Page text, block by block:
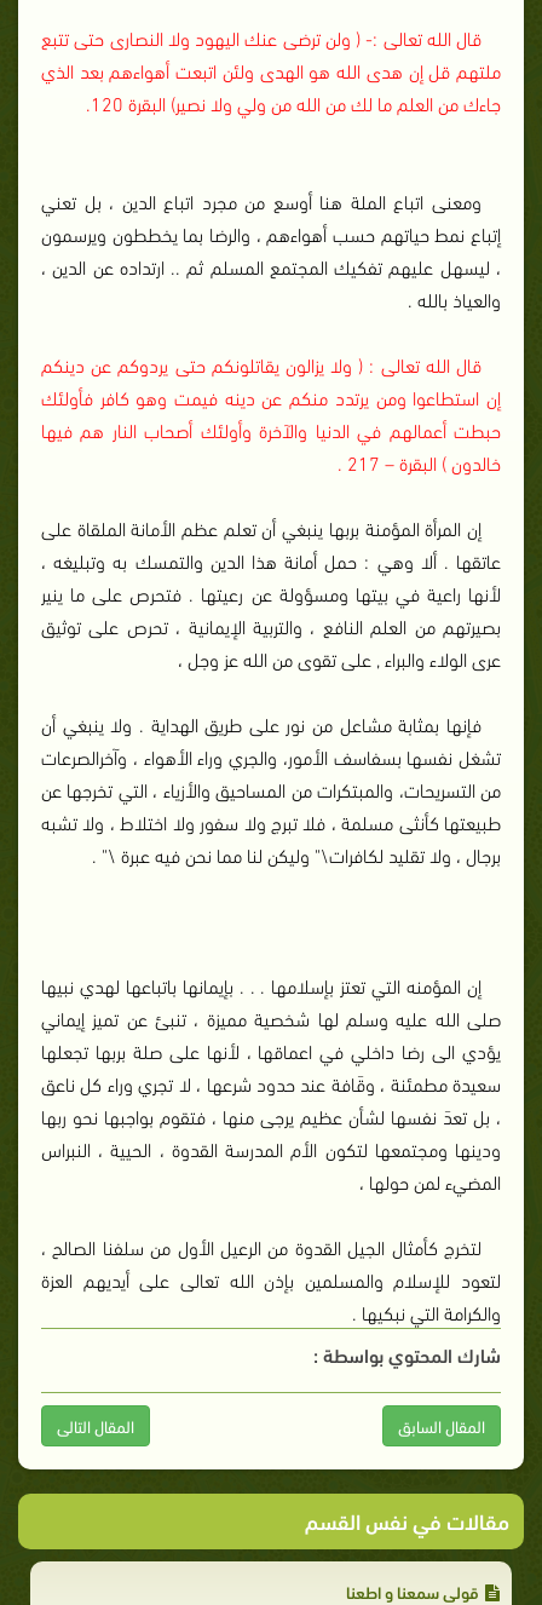
قال الله تعالى :- ( ولن ترضى عنك اليهود ولا النصارى حتى تتبع
ملتهم قل إن هدى الله هو الهدى ولئن اتبعت أهواءهم بعد الذي
جاءك من العلم ما لك من الله من ولي ولا نصير) البقرة 120.
ومعنى اتباع الملة هنا أوسع من مجرد اتباع الدين ، بل تعني
إتباع نمط حياتهم حسب أهواءهم ، والرضا بما يخططون ويرسمون
، ليسهل عليهم تفكيك المجتمع المسلم ثم .. ارتداده عن الدين ،
والعياذ بالله .
قال الله تعالى : ( ولا يزالون يقاتلونكم حتى يردوكم عن دينكم
إن استطاعوا ومن يرتدد منكم عن دينه فيمت وهو كافر فأولئك
حبطت أعمالهم في الدنيا والآخرة وأولئك أصحاب النار هم فيها
خالدون ) البقرة – 217 .
إن المرأة المؤمنة بربها ينبغي أن تعلم عظم الأمانة الملقاة على
عاتقها . ألا وهي : حمل أمانة هذا الدين والتمسك به وتبليغه ،
لأنها راعية في بيتها ومسؤولة عن رعيتها . فتحرص على ما ينير
بصيرتهم من العلم النافع ، والتربية الإيمانية ، تحرص على توثيق
عرى الولاء والبراء , على تقوى من الله عز وجل ،
فإنها بمثابة مشاعل من نور على طريق الهداية . ولا ينبغي أن
تشغل نفسها بسفاسف الأمور، والجري وراء الأهواء ، وآخرالصرعات
من التسريحات، والمبتكرات من المساحيق والأزياء ، التي تخرجها عن
طبيعتها كأنثى مسلمة ، فلا تبرج ولا سفور ولا اختلاط ، ولا تشبه
برجال ، ولا تقليد لكافرات\" وليكن لنا مما نحن فيه عبرة \" .
إن المؤمنه التي تعتز بإسلامها . . . بإيمانها باتباعها لهدي نبيها
صلى الله عليه وسلم لها شخصية مميزة ، تنبئ عن تميز إيماني
يؤدي الى رضا داخلي في اعماقها ، لأنها على صلة بربها تجعلها
سعيدة مطمئنة ، وقَافة عند حدود شرعها ، لا تجري وراء كل ناعق
، بل تعدَ نفسها لشأن عظيم يرجى منها ، فتقوم بواجبها نحو ربها
ودينها ومجتمعها لتكون الأم المدرسة القدوة ، الحيية ، النبراس
المضيء لمن حولها ،
لتخرج كأمثال الجيل القدوة من الرعيل الأول من سلفنا الصالح ،
لتعود للإسلام والمسلمين بإذن الله تعالى على أيديهم العزة
والكرامة التي نبكيها .
شارك المحتوي بواسطة :
المقال السابق المقال التالى
مقالات في نفس القسم
قولي سمعنا و اطعنا